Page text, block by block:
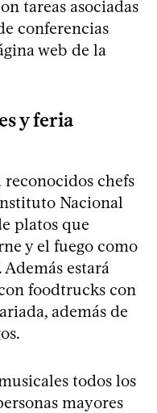
tareas asociadas
conferencias
web de la
y feria
chefs
Nacional
platos que
y el fuego como
estará
foodtrucks con
además de
todos los
mayores